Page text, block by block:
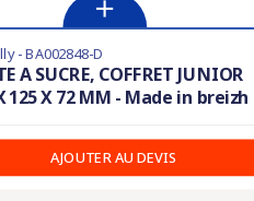
- BA002848-D
A SUCRE, COFFRET JUNIOR
125 X 72 MM - Made in breizh
AJOUTER AU DEVIS